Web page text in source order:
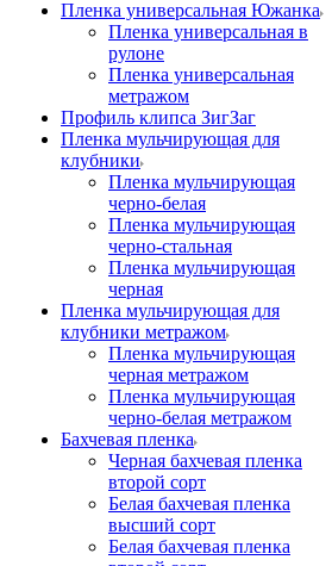
Пленка универсальная Южанка
Пленка универсальная в
рулоне
Пленка универсальная
метражом
Профиль клипса ЗигЗаг
Пленка мульчирующая для
клубники
Пленка мульчирующая
черно-белая
Пленка мульчирующая
черно-стальная
Пленка мульчирующая
черная
Пленка мульчирующая для
клубники метражом
Пленка мульчирующая
черная метражом
Пленка мульчирующая
черно-белая метражом
Бахчевая пленка
Черная бахчевая пленка
второй сорт
Белая бахчевая пленка
высший сорт
Белая бахчевая пленка